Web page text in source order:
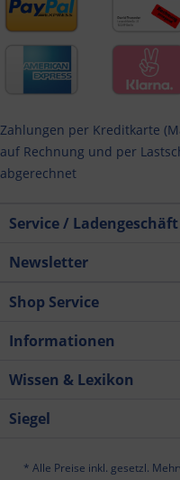
Zahlungen per Kreditkarte
auf Rechnung und per
abgerechnet
Service / Ladengeschäft
Newsletter
Shop Service
Informationen
Wissen & Lexikon
Siegel
* Alle Preise inkl. gesetzl.